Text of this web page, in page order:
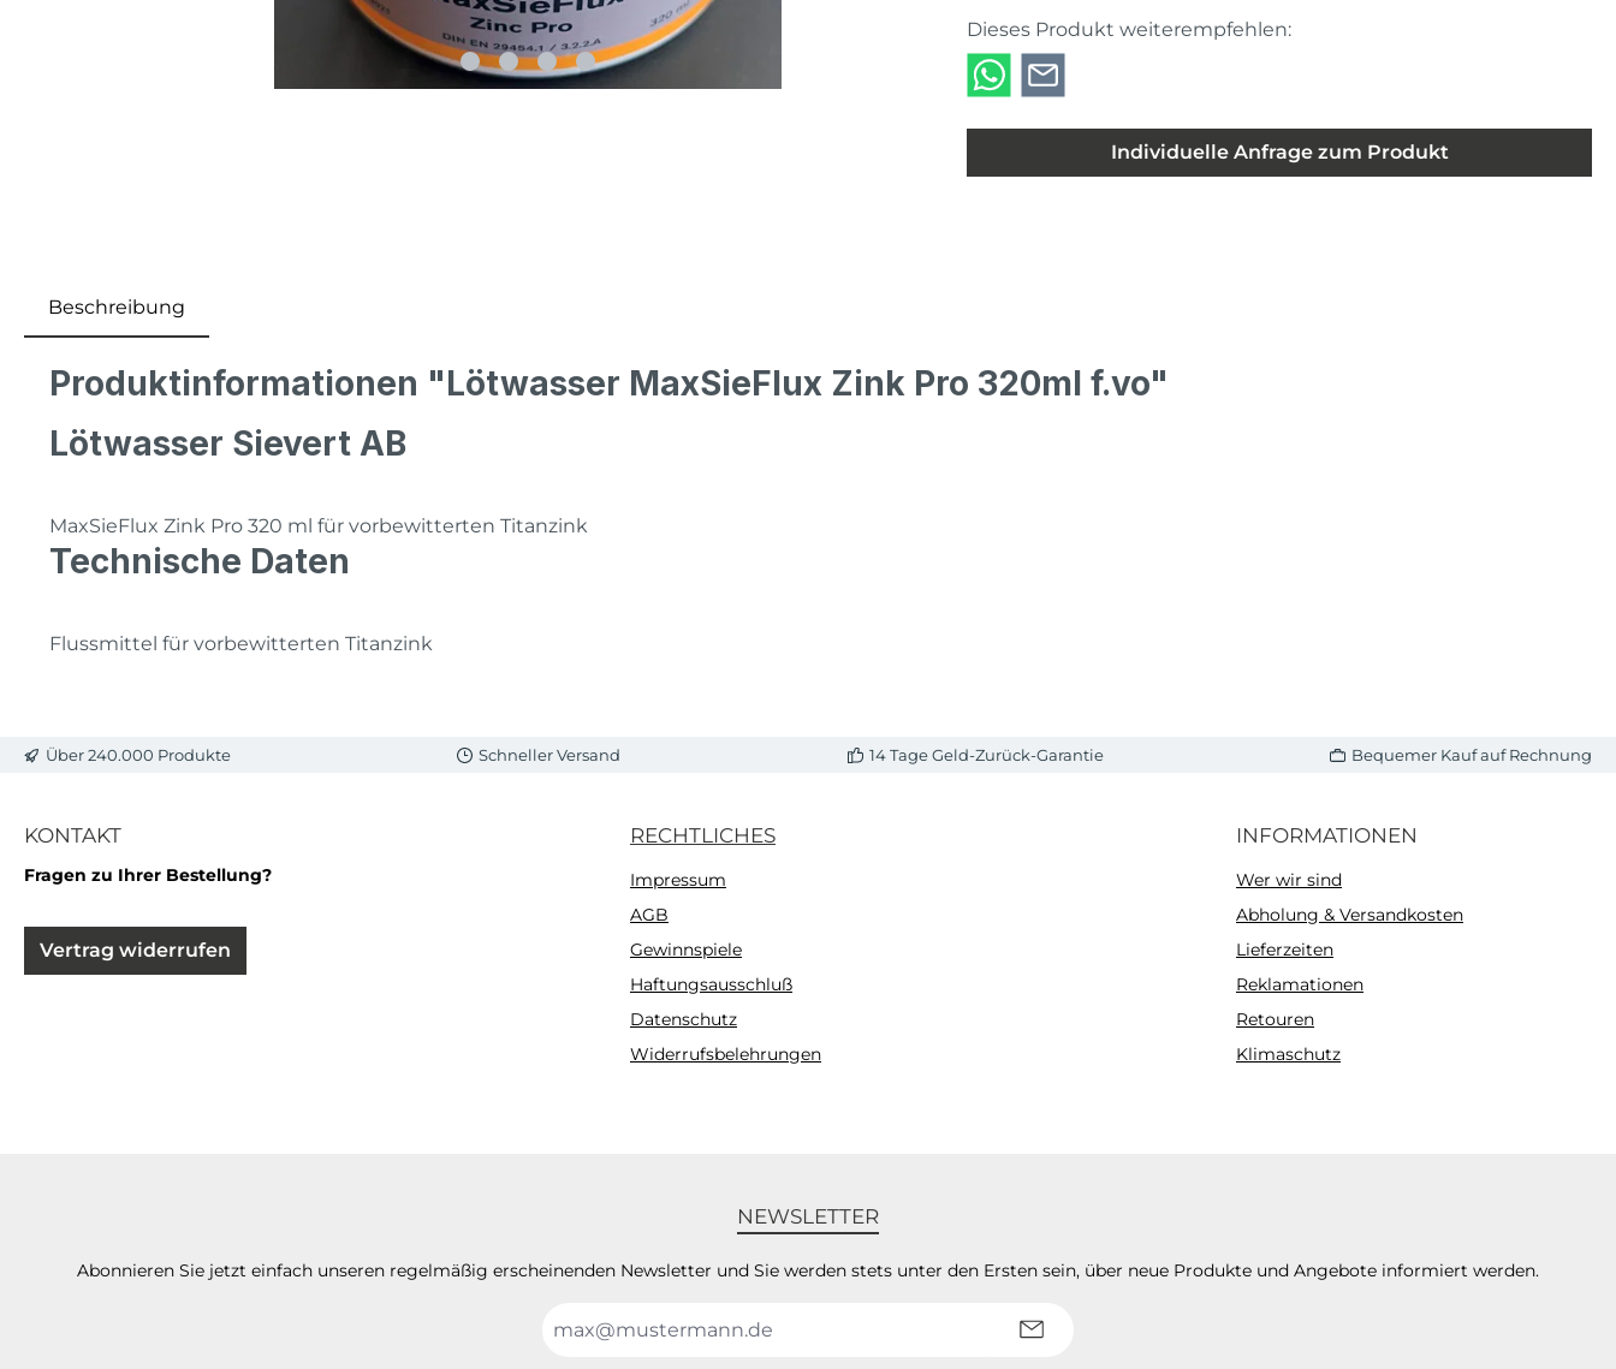
Dieses Produkt weiterempfehlen:
Individuelle Anfrage zum Produkt
Beschreibung
Produktinformationen "Lötwasser MaxSieFlux Zink Pro 320ml f.vo"
Lötwasser Sievert AB
MaxSieFlux Zink Pro 320 ml für vorbewitterten Titanzink
Technische Daten
Flussmittel für vorbewitterten Titanzink
Über 240.000 Produkte Schneller Versand 14 Tage Geld-Zurück-Garantie Bequemer Kauf auf Rechnung
KONTAKT
Fragen zu Ihrer Bestellung?
Vertrag widerrufen
RECHTLICHES
Impressum
AGB
Gewinnspiele
Haftungsausschluß
Datenschutz
Widerrufsbelehrungen
INFORMATIONEN
Wer wir sind
Abholung & Versandkosten
Lieferzeiten
Reklamationen
Retouren
Klimaschutz
NEWSLETTER
Abonnieren Sie jetzt einfach unseren regelmäßig erscheinenden Newsletter und Sie werden stets unter den Ersten sein, über neue Produkte und Angebote informiert werden.
Mail-